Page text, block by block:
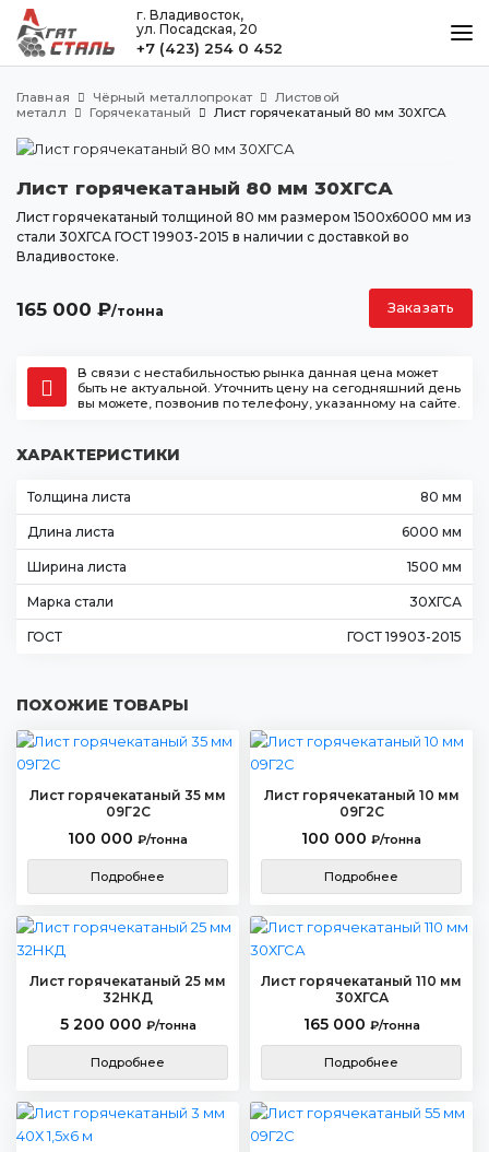
г. Владивосток,
ул. Посадская, 20
+7 (423) 254 0 452
МЕТАЛЛООБРАБОТКА
ДОСТАВКА И ОПЛАТА
КОНТАКТЫ
ул. Посадская, 20
Главная Чёрный металлопрокат
Листовой
металл
Горячекатаный Лист горячекатаный 80 мм 30ХГСА
Лист горячекатаный 80 мм 30ХГСА
Лист горячекатаный толщиной 80 мм размером 1500х6000 мм из
стали 30ХГСА ГОСТ 19903-2015 в наличии с доставкой во
Владивостоке.
165 000 ₽/тонна Заказать
В связи с нестабильностью рынка данная цена может
быть не актуальной. Уточнить цену на сегодняшний день
вы можете, позвонив по телефону, указанному на сайте.
ХАРАКТЕРИСТИКИ
Толщина листа 80 мм
Длина листа 6000 мм
Ширина листа 1500 мм
Марка стали 30ХГСА
ГОСТ ГОСТ 19903-2015
ПОХОЖИЕ ТОВАРЫ
Лист горячекатаный 35 мм
09Г2С
100 000 ₽/тонна
Подробнее
Лист горячекатаный 10 мм
09Г2С
100 000 ₽/тонна
Подробнее
Лист горячекатаный 25 мм
32НКД
5 200 000 ₽/тонна
Подробнее
Лист горячекатаный 110 мм
30ХГСА
165 000 ₽/тонна
Подробнее